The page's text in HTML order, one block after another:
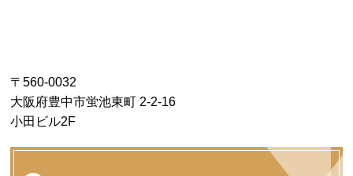
〒560-0032
大阪府豊中市蛍池東町 2-2-16
小田ビル2F